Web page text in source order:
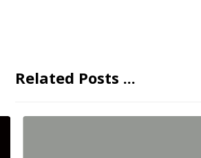
Related Posts ...